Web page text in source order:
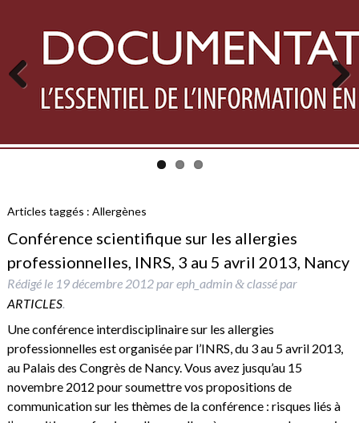
Previous Next
Articles taggés : Allergènes
Conférence scientifique sur les allergies
professionnelles, INRS, 3 au 5 avril 2013, Nancy
Rédigé le 19 décembre 2012pareph_admin &classé par
ARTICLES.
Une conférence interdisciplinaire sur les allergies
professionnelles est organisée par l’INRS, du 3 au 5 avril 2013,
au Palais des Congrès de Nancy. Vous avez jusqu’au 15
novembre 2012 pour soumettre vos propositions de
communication sur les thèmes de la conférence : risques liés à